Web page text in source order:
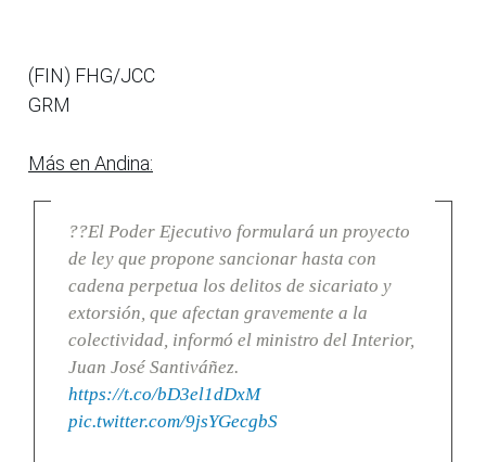
(FIN) FHG/JCC
GRM
Más en Andina:
??El Poder Ejecutivo formulará un proyecto
de ley que propone sancionar hasta con
cadena perpetua los delitos de sicariato y
extorsión, que afectan gravemente a la
colectividad, informó el ministro del Interior,
Juan José Santiváñez.
https://t.co/bD3el1dDxM
pic.twitter.com/9jsYGecgbS